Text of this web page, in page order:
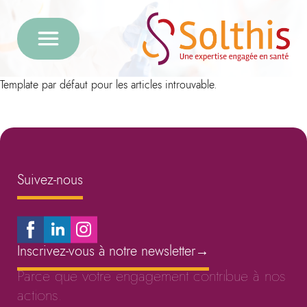
Template par défaut pour les articles introuvable.
Suivez-nous
Inscrivez-vous à notre newsletter→
Parce que votre engagement contribue à nos
actions.